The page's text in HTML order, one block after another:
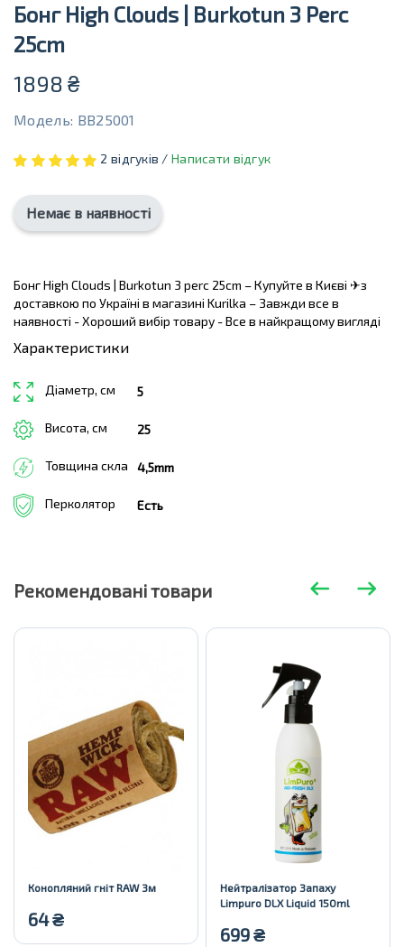
Бонг High Clouds | Burkotun 3 Perc
25cm
1898 ₴
Модель: BB25001
2 відгуків /Написати відгук
Немає в наявності
Бонг High Clouds | Burkotun 3 perc 25cm – Купуйте в Києві ✈з
доставкою по Україні в магазині Kurilka – Завжди все в
наявності - Хороший вибір товару - Все в найкращому вигляді
Характеристики
Діаметр, см 5
Висота, см 25
Товщина скла 4,5mm
Перколятор Есть
Рекомендовані товари
Конопляний гніт RAW 3м
64₴
Нейтралізатор Запаху
Limpuro DLX Liquid 150ml
699₴